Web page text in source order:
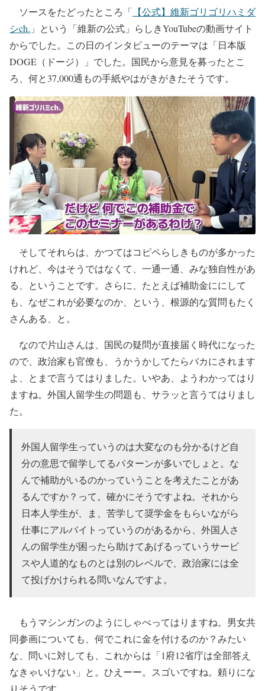
ソースをたどったところ「 【公式】維新ゴリゴリハミダ
シch. 」という「維新の公式」らしきYouTubeの動画サイト
からでした。この日のインタビューのテーマは「日本版
DOGE（ドージ）」でした。国民から意見を募ったとこ
ろ、何と37,000通もの手紙やはがきがきたそうです。
そしてそれらは、かつてはコピペらしきものが多かった
けれど、今はそうではなくて、一通一通、みな独自性があ
る、ということです。さらに、たとえば補助金ににして
も、なぜこれが必要なのか、という、根源的な質問もたく
さんある、と。
なので片山さんは、国民の疑問が直接届く時代になった
ので、政治家も官僚も、うかうかしてたらバカにされます
よ、とまで言うてはりました。いやあ、ようわかってはり
ますね。外国人留学生の問題も、サラッと言うてはりまし
た。
外国人留学生っていうのは大変なのも分かるけど自
分の意思で留学してるパターンが多いでしょと。な
んで補助がいるのかっていうことを考えたことがあ
るんですか？って。確かにそうですよね。それから
日本人学生が、ま、苦学して奨学金をもらいながら
仕事にアルバイトっていうのがあるから、外国人さ
んの留学生が困ったら助けてあげるっていうサービ
スや人道的なものとは別のレベルで、政治家には全
て投げかけられる問いなんですよ。
もうマシンガンのようにしゃべってはりますね。男女共
同参画についても、何でこれに金を付けるのか？みたい
な、問いに対しても、これからは「1府12省庁は全部答え
なきゃいけない」と。ひえーー。スゴいですね。頼りにな
りそうです。